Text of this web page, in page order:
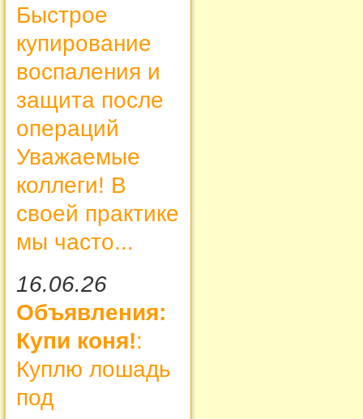
Быстрое
купирование
воспаления и
защита после
операций
Уважаемые
коллеги! В
своей практике
мы часто...
16.06.26
Объявления:
Купи коня!:
Куплю лошадь
под